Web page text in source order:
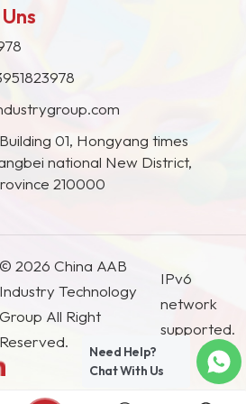
und anderen
01, Hongyang times
national New District,
210000
© 2026 China AAB
Industry Technology
Group All Right
Reserved.
IPv6
network
supported.
Need Help?
Chat With Us